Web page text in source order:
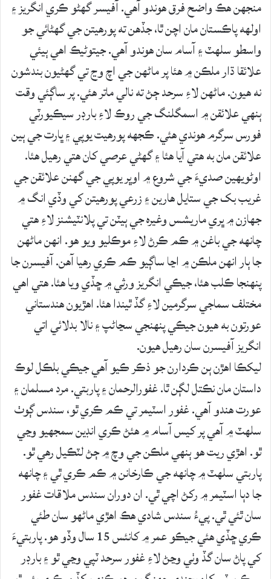
منجھن هڪ واضح فرق هوندو آهي. آفيسر گھڻو ڪري انگريز ۽
اولهه پاڪستان مان اچن ٿا، جڏهن ته پورهيتن جي گھڻائي جو
واسطو سلهٽ ۽ آسام سان هوندو آهي. جيتوڻيڪ اهي ٻيئي
علائقا ڌار ملڪن ۾ هئا پر ماڻهن جي اچ وڃ تي گھڻيون بندشون
نه هيون. ماڻهن لاءِ سرحد ڄڻ ته نالي ماتر هئي. پر ساڳئي وقت
ٻنهي علائقن ۾ اسمگلنگ جي روڪ لاءِ بارڊر سيڪيورٽي
فورس سرگرم هوندي هئي. ڪجھه پورهيت يوپي ۽ ڀارت جي ٻين
علائقن مان به هتي آيا هئا ۽ گھڻي عرصي کان هتي رهيل هئا.
اوڻويهين صديءَ جي شروع ۾ اوڀر يوپي جي گھنن علائقن جي
غريب بک جي ستايل هارين ۽ زرعي پورهيتن کي وڏي انگ ۾
جهازن ۾ ڀري ماريشس وغيره جي ٻيٽن تي پلانٽيشنز لاءِ هتي
چانهه جي باغن ۾ ڪم ڪرڻ لاءِ موڪليو ويو هو. انهن ماڻهن
جا ٻار انهن ملڪن ۾ اڃا ساڳيو ڪم ڪري رهيا آهن. آفيسرن جا
پنهنجا ڪلب هئا، جيڪي انگريز ورثي ۾ ڇڏي ويا هئا. هتي اهي
مختلف سماجي سرگرمين لاءِ گڏ ٿيندا هئا. اهڙيون هندستاني
عورتون به هيون جيڪي پنهنجي سڃاڻپ ۽ نالا بدلائي اتي
انگريز آفيسرن سان رهيل هيون.
ليکڪا اهڙن ٻن ڪردارن جو ذڪر ڪيو آهي جيڪي بلڪل لوڪ
داستان مان نڪتل لڳن ٿا. غفورالرحمان ۽ پاربتي. مرد مسلمان ۽
عورت هندو آهي. غفور اسٽيمر تي ڪم ڪري ٿو، سندس ڳوٺ
سلهٽ ۾ آهي پر کيس آسام ۾ هئڻ ڪري انڊين سمجھيو وڃي
ٿو. اهڙي ريت هو ٻنهي ملڪن جي وچ ۾ ڄڻ لٽڪيل رهي ٿو.
پاربتي سلهٽ ۾ چانهه جي ڪارخانن ۾ ڪم ڪري ٿي ۽ چانهه
جا دٻا اسٽيمر ۾ رکڻ اچي ٿي. ان دوران سندس ملاقات غفور
سان ٿئي ٿي. پيءُ سندس شادي هڪ اهڙي ماڻهو سان طئي
ڪري ڇڏي هئي جيڪو عمر ۾ کانئس 15 سال وڏو هو. پاربتيءَ
کي پاڻ سان گڏ وٺي وڃڻ لاءِ غفور سرحد ٽپي وڃي ٿو ۽ بارڊر